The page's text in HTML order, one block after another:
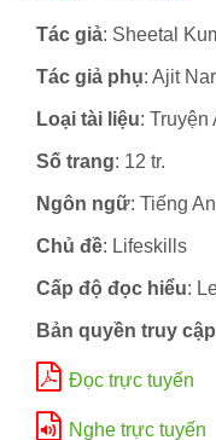
Tác giả: Sheetal
Tác giả phụ: Ajit
Loại tài liệu: Truyện
Số trang: 12 tr.
Ngôn ngữ: Tiếng
Chủ đề: Lifeskills
Cấp độ đọc hiểu:
Bản quyền truy cập
Đọc trực tuyến
Nghe trực tuyến